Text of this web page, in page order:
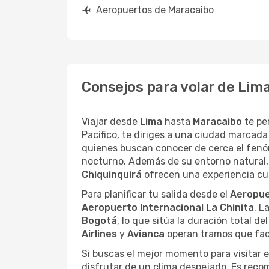
Aeropuertos de Maracaibo
Consejos para volar de
Viajar desde Lima hasta Maracaibo te
Pacífico, te diriges a una ciudad
quienes buscan conocer de cerca el
nocturno. Además de su entorno
Chiquinquirá ofrecen una experiencia
Para planificar tu salida desde el
Aeropuerto Internacional La Chinita.
Bogotá, lo que sitúa la duración total
Airlines y Avianca operan tramos que
Si buscas el mejor momento para visitar